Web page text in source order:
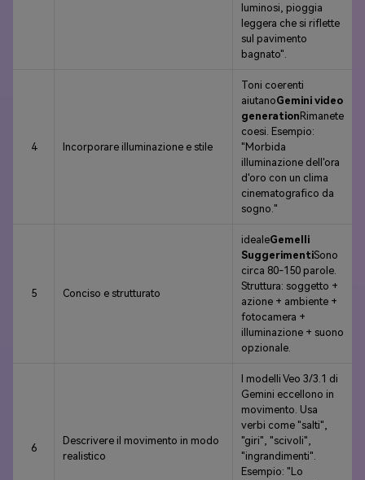
luminosi, pioggia
leggera che si riflette
sul pavimento
bagnato".
4 Incorporare illuminazione e stile
Toni coerenti
aiutanoGemini video
generation Rimanete
coesi. Esempio:
"Morbida
illuminazione dell'ora
d'oro con un clima
cinematografico da
sogno."
5 Conciso e strutturato
idealeGemelli
SuggerimentiSono
circa 80-150 parole.
Struttura: soggetto +
azione + ambiente +
fotocamera +
illuminazione + suono
opzionale.
6
Descrivere il movimento in modo
realistico
I modelli Veo 3/3.1 di
Gemini eccellono in
movimento. Usa
verbi come "salti",
"giri", "scivoli",
"ingrandimenti".
Esempio: "Lo